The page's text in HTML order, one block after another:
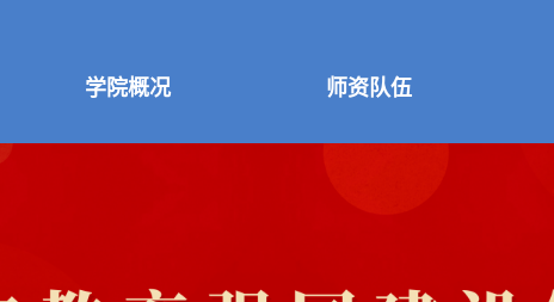
学院概况 师资队伍